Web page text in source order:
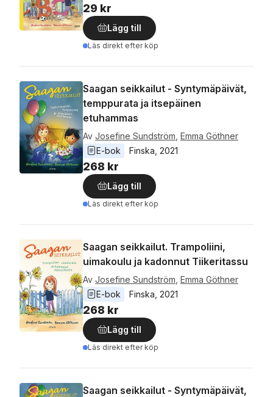
29 kr
Lägg till
Läs direkt efter köp
Saagan seikkailut - Syntymäpäivät,
temppurata ja itsepäinen
etuhammas
Av Josefine Sundström Emma Göthner
E-bok
Finska 2021
268 kr
Lägg till
Läs direkt efter köp
Saagan seikkailut. Trampoliini,
uimakoulu ja kadonnut Tiikeritassu
Av Josefine Sundström Emma Göthner
E-bok
Finska 2021
268 kr
Lägg till
Läs direkt efter köp
Saagan seikkailut - Syntymäpäivät,